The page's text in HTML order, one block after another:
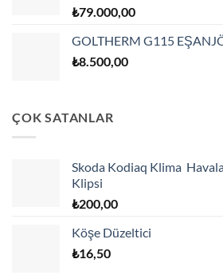
₺79.000,00
GOLTHERM G115
₺8.500,00
ÇOK SATANLAR
Skoda Kodiaq Klima
Klipsi
₺200,00
Köşe Düzeltici
₺16,50